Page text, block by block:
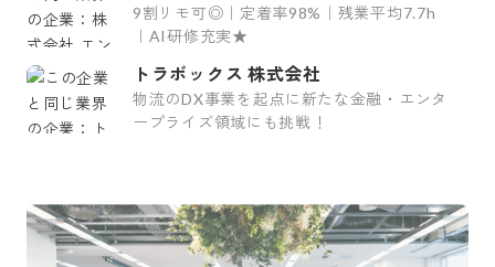
9割リモ可◎｜定着率98%｜残業平均7.7h
｜AI研修充実★
トラボックス 株式会社
物流のDX事業を起点に新たな金融・エンタ
ープライズ領域にも挑戦！